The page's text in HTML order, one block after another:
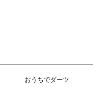
おうちでダーツ